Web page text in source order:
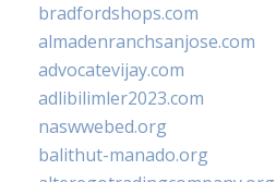
bradfordshops.com
almadenranchsanjose.com
advocatevijay.com
adlibilimler2023.com
naswwebed.org
balithut-manado.org